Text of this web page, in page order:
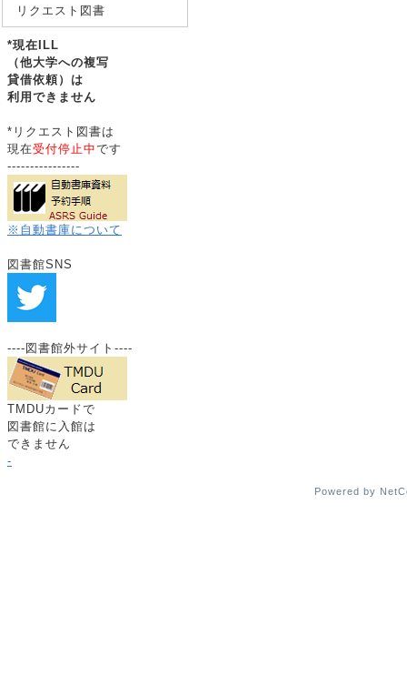
リクエスト図書
*現在ILL
（他大学への複写
貸借依頼）は
利用できません
*リクエスト図書は
現在受付停止中です
----------------
※自動書庫について
図書館SNS
----図書館外サイト----
TMDUカードで
図書館に入館は
できません
-
Powered by